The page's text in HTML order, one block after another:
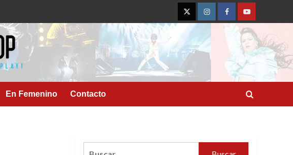
TwitterInstagramFacebookYouTube
En Femenino Contacto